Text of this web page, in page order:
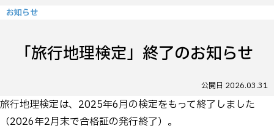
お知らせ
「旅行地理検定」終了のお知らせ
公開日 2026.03.31
旅行地理検定は、2025年6月の検定をもって終了しました
（2026年2月末で合格証の発行終了）。